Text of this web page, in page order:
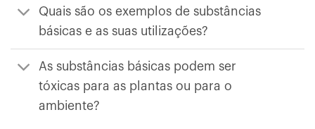
Quais são os exemplos de substâncias
básicas e as suas utilizações?
As substâncias básicas podem ser
tóxicas para as plantas ou para o
ambiente?